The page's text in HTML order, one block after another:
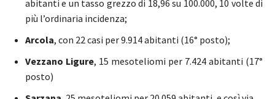
abitanti e un tasso grezzo di 18,96 su 100.000, 10 volte di
più l’ordinaria incidenza;
Arcola, con 22 casi per 9.914 abitanti (16° posto);
Vezzano Ligure, 15 mesoteliomi per 7.424 abitanti (17°
posto)